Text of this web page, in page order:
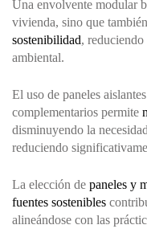
Una envolvente modular
vivienda, sino que también
sostenibilidad,
ambiental.
El uso de paneles
complementarios permite
disminuyendo la
reduciendo
La elección de paneles y
fuentes sostenibles
alineándose con las